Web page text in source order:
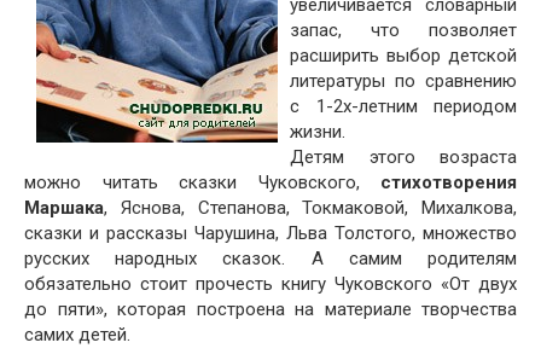
увеличивается словарный
запас, что позволяет
расширить выбор детской
литературы по сравнению
с 1-2х-летним периодом
жизни.
Детям этого возраста
можно читать сказки Чуковского, стихотворения
Маршака, Яснова, Степанова, Токмаковой, Михалкова,
сказки и рассказы Чарушина, Льва Толстого, множество
русских народных сказок. А самим родителям
обязательно стоит прочесть книгу Чуковского «От двух
до пяти», которая построена на материале творчества
самих детей.